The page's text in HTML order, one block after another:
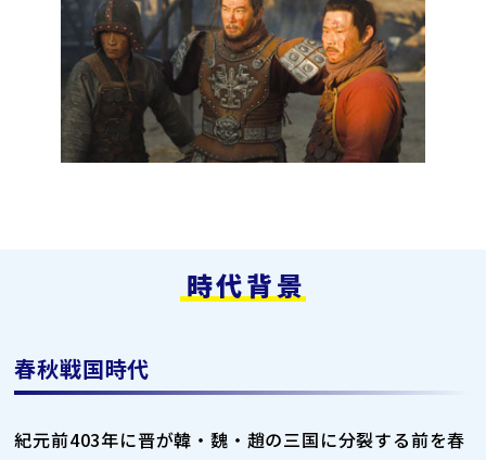
時代背景
春秋戦国時代
紀元前403年に晋が韓・魏・趙の三国に分裂する前を春